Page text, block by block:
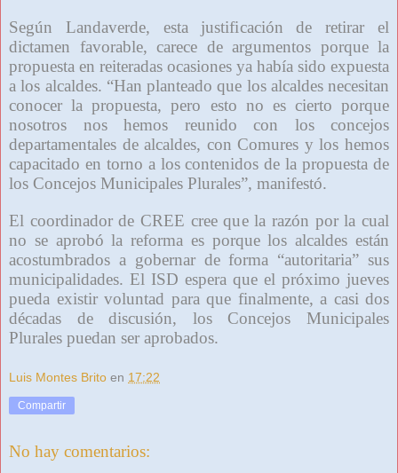
Según Landaverde, esta justificación de retirar el
dictamen favorable, carece de argumentos porque la
propuesta en reiteradas ocasiones ya había sido expuesta
a los alcaldes. “Han planteado que los alcaldes necesitan
conocer la propuesta, pero esto no es cierto porque
nosotros nos hemos reunido con los concejos
departamentales de alcaldes, con Comures y los hemos
capacitado en torno a los contenidos de la propuesta de
los Concejos Municipales Plurales”, manifestó.
El coordinador de CREE cree que la razón por la cual
no se aprobó la reforma es porque los alcaldes están
acostumbrados a gobernar de forma “autoritaria” sus
municipalidades. El ISD espera que el próximo jueves
pueda existir voluntad para que finalmente, a casi dos
décadas de discusión, los Concejos Municipales
Plurales puedan ser aprobados.
Luis Montes Brito en 17:22
Compartir
No hay comentarios: